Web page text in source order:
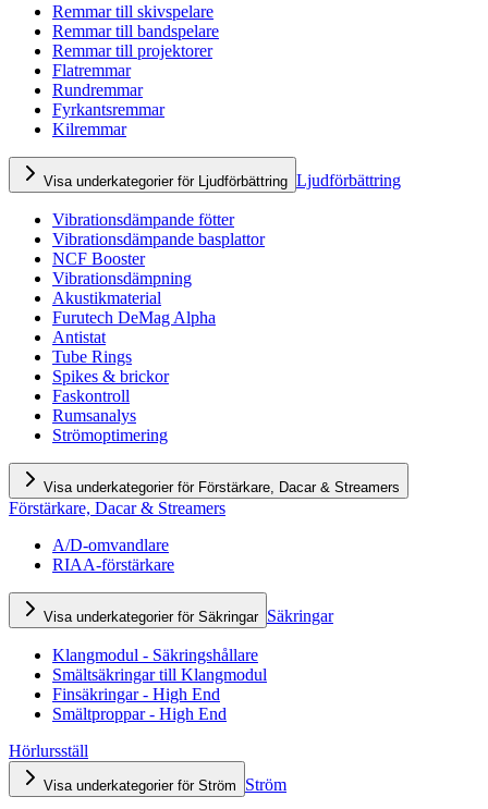
Remmar till skivspelare
Remmar till bandspelare
Remmar till projektorer
Flatremmar
Rundremmar
Fyrkantsremmar
Kilremmar
Visa underkategorier för Ljudförbättring Ljudförbättring
Vibrationsdämpande fötter
Vibrationsdämpande basplattor
NCF Booster
Vibrationsdämpning
Akustikmaterial
Furutech DeMag Alpha
Antistat
Tube Rings
Spikes & brickor
Faskontroll
Rumsanalys
Strömoptimering
Visa underkategorier för Förstärkare, Dacar & Streamers
Förstärkare, Dacar & Streamers
A/D-omvandlare
RIAA-förstärkare
Visa underkategorier för Säkringar Säkringar
Klangmodul - Säkringshållare
Smältsäkringar till Klangmodul
Finsäkringar - High End
Smältproppar - High End
Hörlursställ
Visa underkategorier för Ström Ström